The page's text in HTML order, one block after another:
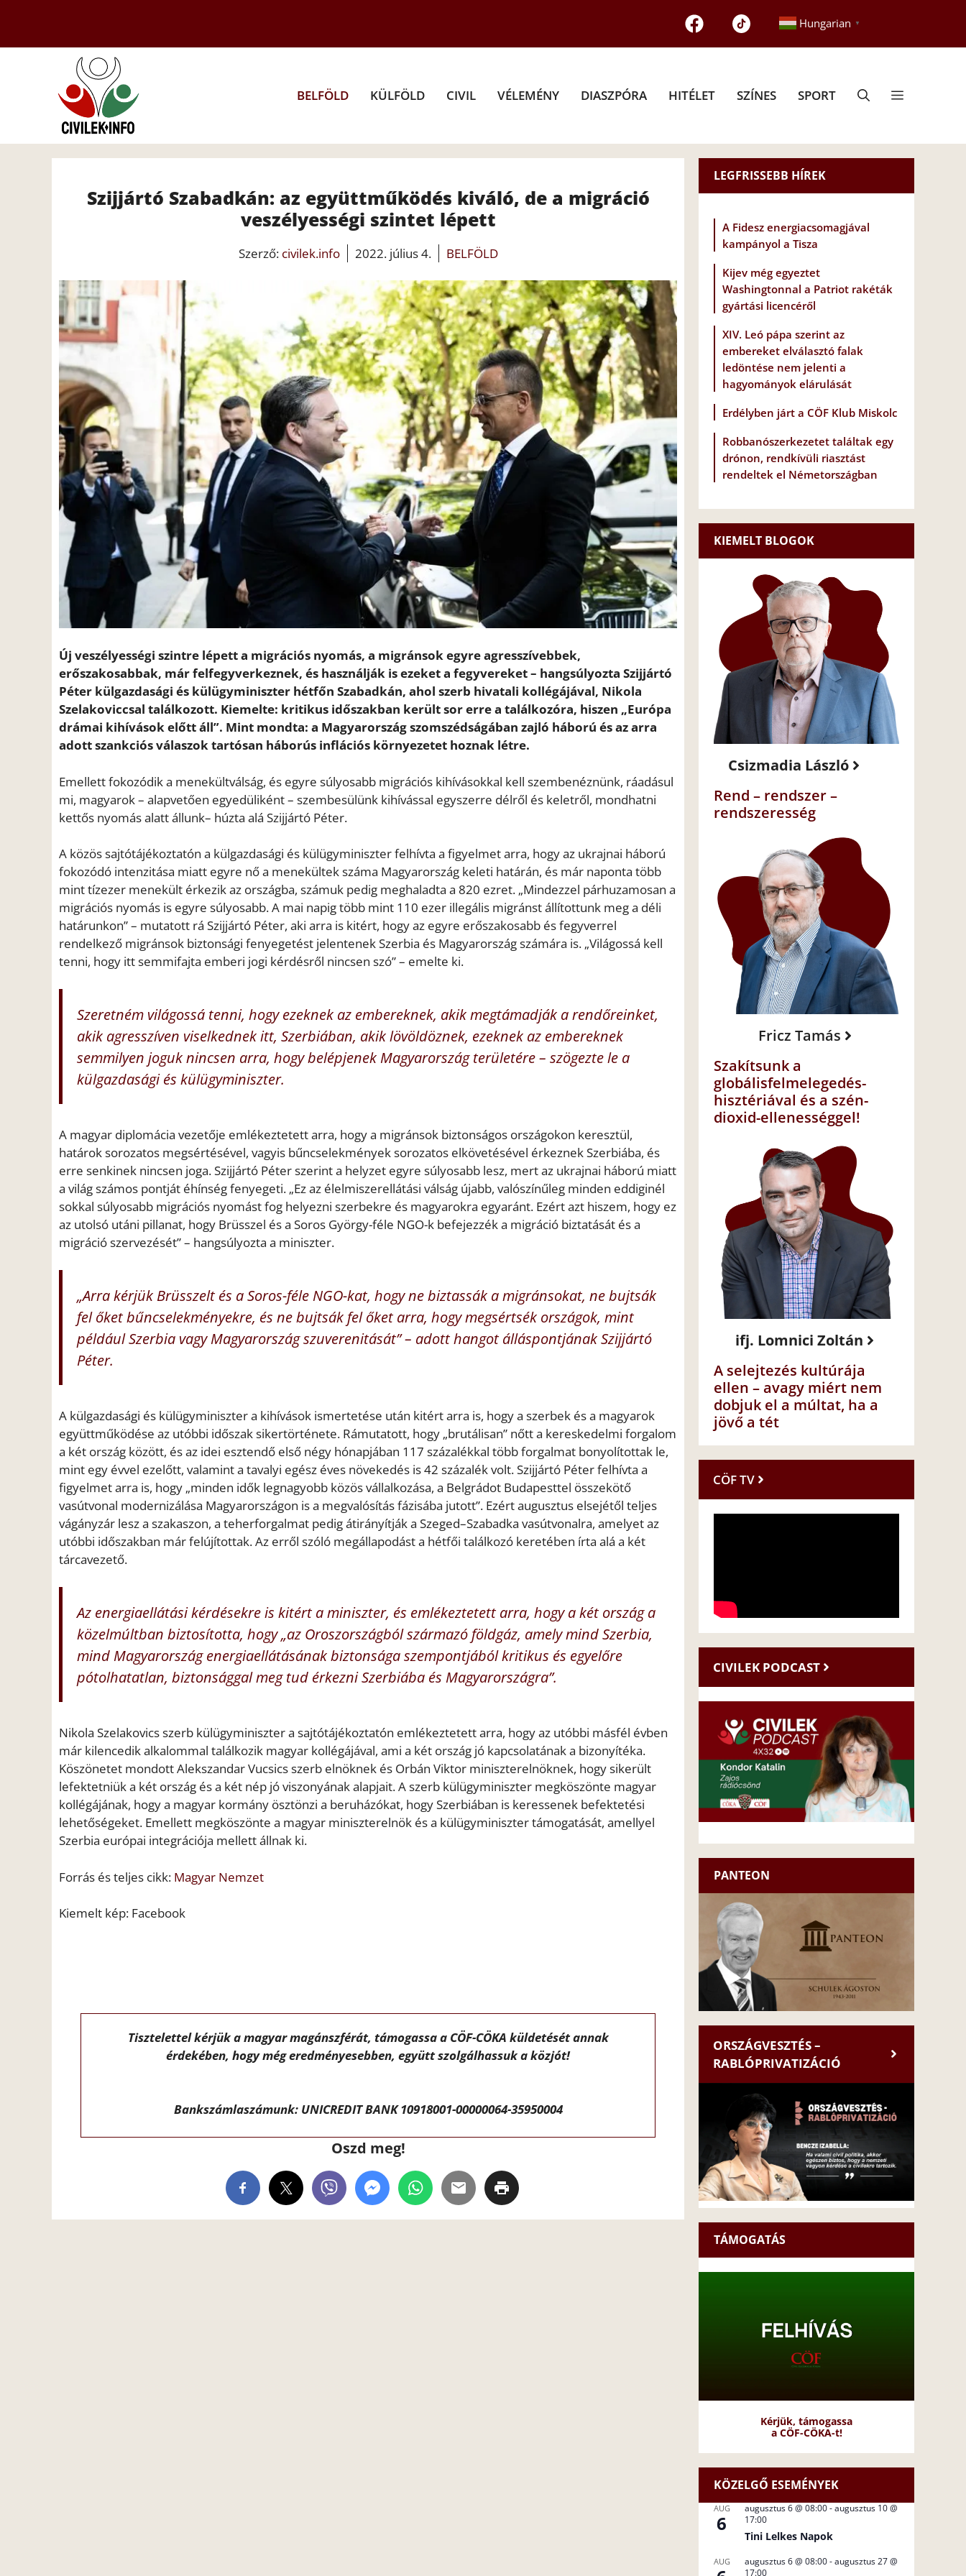
tartalomba
Hungarian ▼
BELFÖLD KÜLFÖLD CIVIL VÉLEMÉNY DIASZPÓRA HITÉLET SZÍNES SPORT
Szijjártó Szabadkán: az együttműködés kiváló, de a migráció
veszélyességi szintet lépett
Szerző: civilek.info 2022. július 4. BELFÖLD
Új veszélyességi szintre lépett a migrációs nyomás, a migránsok egyre agresszívebbek,
erőszakosabbak, már felfegyverkeznek, és használják is ezeket a fegyvereket – hangsúlyozta Szijjártó
Péter külgazdasági és külügyminiszter hétfőn Szabadkán, ahol szerb hivatali kollégájával, Nikola
Szelakoviccsal találkozott. Kiemelte: kritikus időszakban került sor erre a találkozóra, hiszen „Európa
drámai kihívások előtt áll”. Mint mondta: a Magyarország szomszédságában zajló háború és az arra
adott szankciós válaszok tartósan háborús inflációs környezetet hoznak létre.
Emellett fokozódik a menekültválság, és egyre súlyosabb migrációs kihívásokkal kell szembenéznünk, ráadásul
mi, magyarok – alapvetően egyedüliként – szembesülünk kihívással egyszerre délről és keletről, mondhatni
kettős nyomás alatt állunk– húzta alá Szijjártó Péter.
A közös sajtótájékoztatón a külgazdasági és külügyminiszter felhívta a figyelmet arra, hogy az ukrajnai háború
fokozódó intenzitása miatt egyre nő a menekültek száma Magyarország keleti határán, és már naponta több
mint tízezer menekült érkezik az országba, számuk pedig meghaladta a 820 ezret. „Mindezzel párhuzamosan a
migrációs nyomás is egyre súlyosabb. A mai napig több mint 110 ezer illegális migránst állítottunk meg a déli
határunkon” – mutatott rá Szijjártó Péter, aki arra is kitért, hogy az egyre erőszakosabb és fegyverrel
rendelkező migránsok biztonsági fenyegetést jelentenek Szerbia és Magyarország számára is. „Világossá kell
tenni, hogy itt semmifajta emberi jogi kérdésről nincsen szó” – emelte ki.
Szeretném világossá tenni, hogy ezeknek az embereknek, akik megtámadják a rendőreinket,
akik agresszíven viselkednek itt, Szerbiában, akik lövöldöznek, ezeknek az embereknek
semmilyen joguk nincsen arra, hogy belépjenek Magyarország területére – szögezte le a
külgazdasági és külügyminiszter.
A magyar diplomácia vezetője emlékeztetett arra, hogy a migránsok biztonságos országokon keresztül,
határok sorozatos megsértésével, vagyis bűncselekmények sorozatos elkövetésével érkeznek Szerbiába, és
erre senkinek nincsen joga. Szijjártó Péter szerint a helyzet egyre súlyosabb lesz, mert az ukrajnai háború miatt
a világ számos pontját éhínség fenyegeti. „Ez az élelmiszerellátási válság újabb, valószínűleg minden eddiginél
sokkal súlyosabb migrációs nyomást fog helyezni szerbekre és magyarokra egyaránt. Ezért azt hiszem, hogy ez
az utolsó utáni pillanat, hogy Brüsszel és a Soros György-féle NGO-k befejezzék a migráció biztatását és a
migráció szervezését” – hangsúlyozta a miniszter.
„Arra kérjük Brüsszelt és a Soros-féle NGO-kat, hogy ne biztassák a migránsokat, ne bujtsák
fel őket bűncselekményekre, és ne bujtsák fel őket arra, hogy megsértsék országok, mint
például Szerbia vagy Magyarország szuverenitását” – adott hangot álláspontjának Szijjártó
Péter.
A külgazdasági és külügyminiszter a kihívások ismertetése után kitért arra is, hogy a szerbek és a magyarok
együttműködése az utóbbi időszak sikertörténete. Rámutatott, hogy „brutálisan” nőtt a kereskedelmi forgalom
a két ország között, és az idei esztendő első négy hónapjában 117 százalékkal több forgalmat bonyolítottak le,
mint egy évvel ezelőtt, valamint a tavalyi egész éves növekedés is 42 százalék volt. Szijjártó Péter felhívta a
figyelmet arra is, hogy „minden idők legnagyobb közös vállalkozása, a Belgrádot Budapesttel összekötő
vasútvonal modernizálása Magyarországon is a megvalósítás fázisába jutott”. Ezért augusztus elsejétől teljes
vágányzár lesz a szakaszon, a teherforgalmat pedig átirányítják a Szeged–Szabadka vasútvonalra, amelyet az
utóbbi időszakban már felújítottak. Az erről szóló megállapodást a hétfői találkozó keretében írta alá a két
tárcavezető.
Az energiaellátási kérdésekre is kitért a miniszter, és emlékeztetett arra, hogy a két ország a
közelmúltban biztosította, hogy „az Oroszországból származó földgáz, amely mind Szerbia,
mind Magyarország energiaellátásának biztonsága szempontjából kritikus és egyelőre
pótolhatatlan, biztonsággal meg tud érkezni Szerbiába és Magyarországra”.
Nikola Szelakovics szerb külügyminiszter a sajtótájékoztatón emlékeztetett arra, hogy az utóbbi másfél évben
már kilencedik alkalommal találkozik magyar kollégájával, ami a két ország jó kapcsolatának a bizonyítéka.
Köszönetet mondott Alekszandar Vucsics szerb elnöknek és Orbán Viktor miniszterelnöknek, hogy sikerült
lefektetniük a két ország és a két nép jó viszonyának alapjait. A szerb külügyminiszter megköszönte magyar
kollégájának, hogy a magyar kormány ösztönzi a beruházókat, hogy Szerbiában is keressenek befektetési
lehetőségeket. Emellett megköszönte a magyar miniszterelnök és a külügyminiszter támogatását, amellyel
Szerbia európai integrációja mellett állnak ki.
Forrás és teljes cikk: Magyar Nemzet
Kiemelt kép: Facebook
Tisztelettel kérjük a magyar magánszférát, támogassa a CÖF-CÖKA küldetését annak
érdekében, hogy még eredményesebben, együtt szolgálhassuk a közjót!
Bankszámlaszámunk: UNICREDIT BANK 10918001-00000064-35950004
Oszd meg!
LEGFRISSEBB HÍREK
A Fidesz energiacsomagjával
kampányol a Tisza
Kijev még egyeztet
Washingtonnal a Patriot rakéták
gyártási licencéről
XIV. Leó pápa szerint az
embereket elválasztó falak
ledöntése nem jelenti a
hagyományok elárulását
Erdélyben járt a CÖF Klub Miskolc
Robbanószerkezetet találtak egy
drónon, rendkívüli riasztást
rendeltek el Németországban
KIEMELT BLOGOK
Csizmadia László
Rend – rendszer –
rendszeresség
Fricz Tamás
Szakítsunk a
globálisfelmelegedés-
hisztériával és a szén-
dioxid-ellenességgel!
ifj. Lomnici Zoltán
A selejtezés kultúrája
ellen – avagy miért nem
dobjuk el a múltat, ha a
jövő a tét
CÖF TV
CIVILEK PODCAST
PANTEON
ORSZÁGVESZTÉS –
RABLÓPRIVATIZÁCIÓ
TÁMOGATÁS
Kérjük, támogassa
a CÖF-CÖKA-t!
KÖZELGŐ ESEMÉNYEK
AUG
6
augusztus 6 @ 08:00-augusztus 10 @
17:00
Tini Lelkes Napok
AUG augusztus 6 @ 08:00-augusztus 27 @
17:00